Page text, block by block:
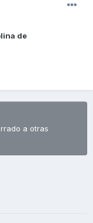
de
a otras